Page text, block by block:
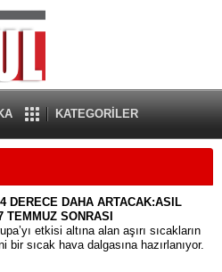
KATEGORİLER
DERECE DAHA ARTACAK:ASIL
TEMMUZ SONRASI
etkisi altına alan aşırı sıcakların
bir sıcak hava dalgasına hazırlanıyor.